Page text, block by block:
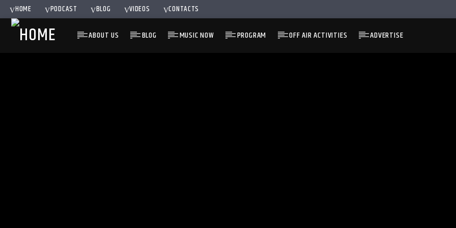
HOME PODCAST BLOG VIDEOS CONTACTS
ABOUT US BLOG MUSIC NOW PROGRAM OFF AIR ACTIVITIES ADVERTISE